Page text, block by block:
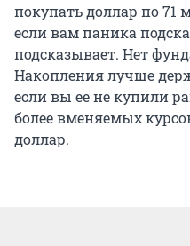
покупать доллар по 71
если вам паника
подсказывает. Нет
Накопления лучше
если вы ее не купили
более вменяемых
доллар.